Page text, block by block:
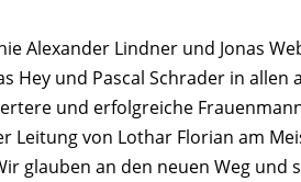
Alexander Lindner und Jonas
Hey und Pascal Schrader in allen
und erfolgreiche
Leitung von Lothar Florian am
glauben an den neuen Weg und